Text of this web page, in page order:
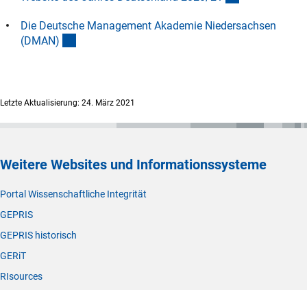
Die Deutsche Management Akademie Niedersachsen
(DMAN)
Letzte Aktualisierung: 24. März 2021
Weitere Websites und Informationssysteme
Portal Wissenschaftliche Integrität
GEPRIS
GEPRIS historisch
GERiT
RIsources